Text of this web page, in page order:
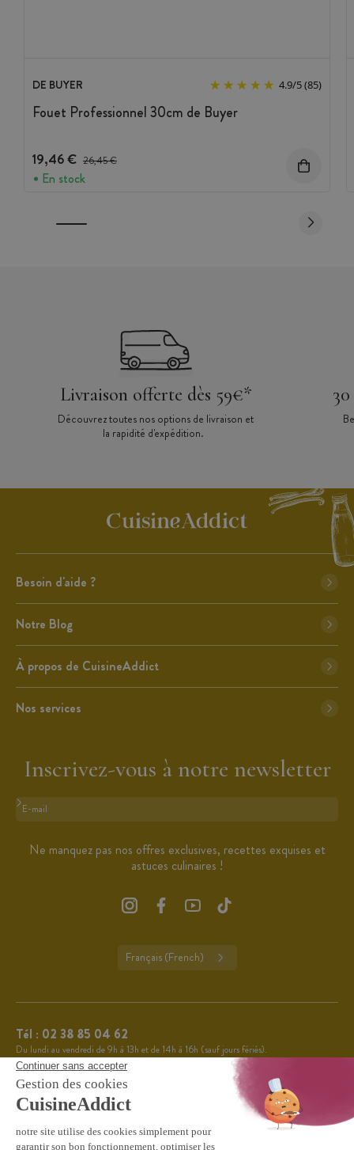
DE BUYER 4.9/5(85)
Fouet Professionnel 30cm de Buyer
19,46 € Prix avant réduction :
26,45 €
En stock
Livraison offerte dès 59€*
Découvrez toutes nos options de livraison et
la rapidité d'expédition.
Besoin d'aide ?
Notre Blog
À propos de CuisineAddict
Nos services
Inscrivez-vous à notre newsletter
Format : adresse@email.com
Ne manquez pas nos offres exclusives, recettes exquises et
astuces culinaires !
Français (French)
Tél : 02 38 85 04 62
Du lundi au vendredi de 9h à 13h et de 14h à 16h (sauf jours fériés).
4.7
CuisineAddict affiche une note de 4,7 sur 5 grâce à plus
de 3 700 avis authentiques. Merci pour votre fidélité.
VOIR TOUS LES AVIS